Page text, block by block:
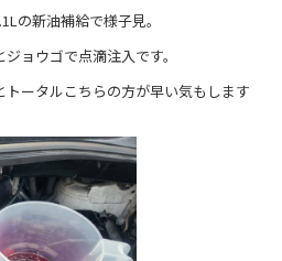
の新油補給で様子見。
ョウゴで点滴注入です。
ータルこちらの方が早い気もします